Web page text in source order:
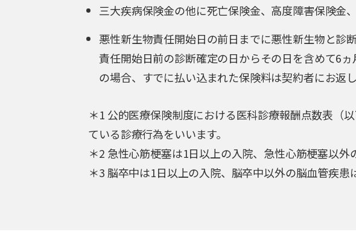
三大疾病保険金の他に死亡保険金、高度障害保険金
悪性新生物責任開始日の前日までに悪性新生物と診
責任開始日前の診断確定の日からその日を含めて6
の場合、すでに払い込まれた保険料は契約者にお返し
＊1 公的医療保険制度における医科診療報酬点数表（
ている診療行為をいいます。
＊2 急性心筋梗塞は1日以上の入院、急性心筋梗塞以外
＊3 脳卒中は1日以上の入院、脳卒中以外の脳血管疾患